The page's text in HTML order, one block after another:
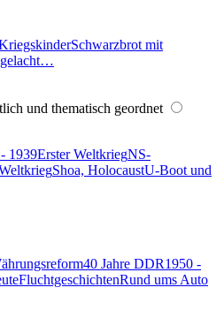
Schwarzbrot mit
und thematisch geordnet
1939Erster WeltkriegNS-
Shoa, HolocaustU-Boot und
40 Jahre DDR1950 -
FluchtgeschichtenRund ums Auto